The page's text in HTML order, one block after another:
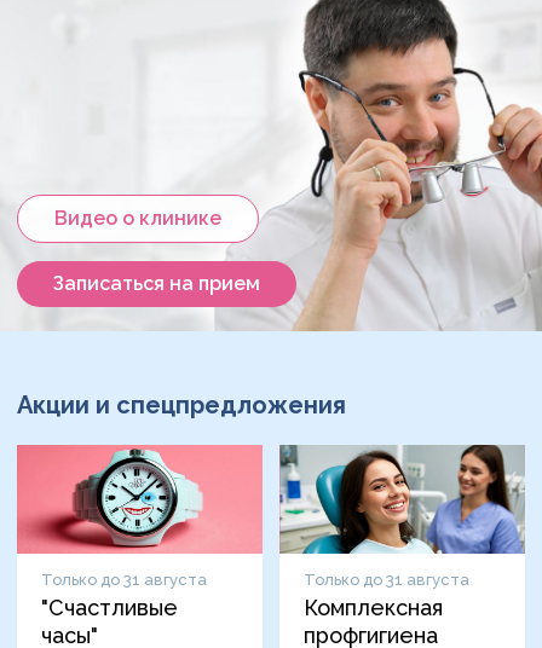
Видео о клинике
Записаться на прием
Акции и спецпредложения
Только до 31 августа
"Счастливые
часы"
Только до 31 августа
Комплексная
профгигиена